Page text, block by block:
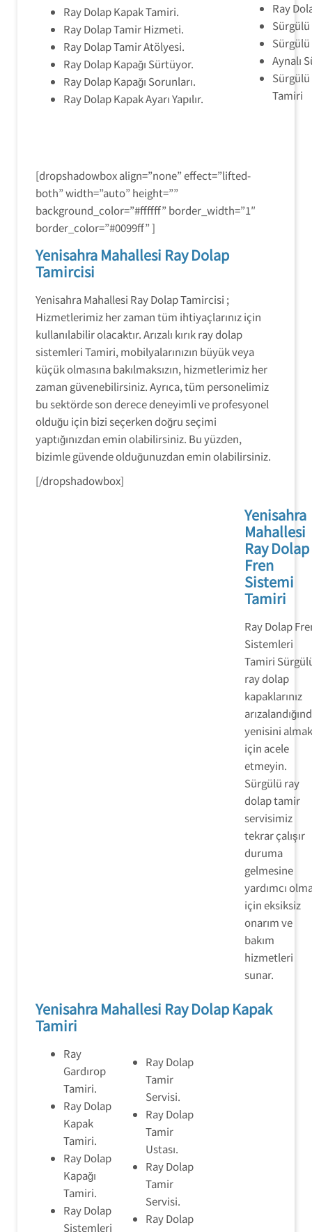
Ray Dolap Kapak Tamiri.
Ray Dolap Tamir Hizmeti.
Ray Dolap Tamir Atölyesi.
Ray Dolap Kapağı Sürtüyor.
Ray Dolap Kapağı Sorunları.
Ray Dolap Kapak Ayarı Yapılır.
Ray
Sürgülü
Aynalı
Sürgülü
Tamiri
[dropshadowbox align=”none” effect=”lifted-
both” width=”auto” height=””
background_color=”#ffffff” border_width=”1″
border_color=”#0099ff” ]
Yenisahra Mahallesi Ray Dolap
Tamircisi
Yenisahra Mahallesi Ray Dolap Tamircisi ;
Hizmetlerimiz her zaman tüm ihtiyaçlarınız için
kullanılabilir olacaktır. Arızalı kırık ray dolap
sistemleri Tamiri, mobilyalarınızın büyük veya
küçük olmasına bakılmaksızın, hizmetlerimiz her
zaman güvenebilirsiniz. Ayrıca, tüm personelimiz
bu sektörde son derece deneyimli ve profesyonel
olduğu için bizi seçerken doğru seçimi
yaptığınızdan emin olabilirsiniz. Bu yüzden,
bizimle güvende olduğunuzdan emin olabilirsiniz.
[/dropshadowbox]
Yenisahra
Mahallesi
Ray Dolap
Fren
Sistemi
Tamiri
Ray Dolap
Sistemleri
Tamiri
ray dolap
kapaklarınız
yenisini almak
için acele
etmeyin.
Sürgülü ray
dolap tamir
servisimiz
tekrar çalışır
duruma
gelmesine
yardımcı
için eksiksiz
onarım ve
bakım
hizmetleri
sunar.
Yenisahra Mahallesi Ray Dolap Kapak
Tamiri
Ray
Gardırop
Tamiri.
Ray Dolap
Kapak
Tamiri.
Ray Dolap
Kapağı
Tamiri.
Ray Dolap
Sistemleri
Ray Dolap
Tamir
Servisi.
Ray Dolap
Tamir
Ustası.
Ray Dolap
Tamir
Servisi.
Ray Dolap